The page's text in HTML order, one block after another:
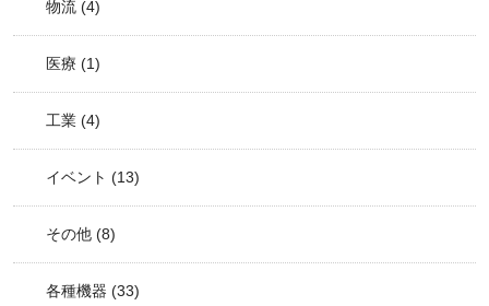
物流 (4)
医療 (1)
工業 (4)
イベント (13)
その他 (8)
各種機器 (33)